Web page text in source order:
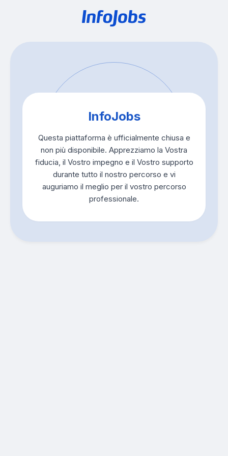
InfoJobs
Questa piattaforma è ufficialmente chiusa e
non più disponibile. Apprezziamo la Vostra
fiducia, il Vostro impegno e il Vostro supporto
durante tutto il nostro percorso e vi
auguriamo il meglio per il vostro percorso
professionale.